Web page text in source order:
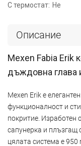
С термостат: Не
Описание
Mexen Fabia Erik
дъждовна глава
Mexen Erik е
функционалност и
покритие. Изработен
сапунерка и плъзгащ
цялата система е